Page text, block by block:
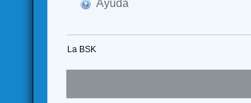
Ayuda
La BSK